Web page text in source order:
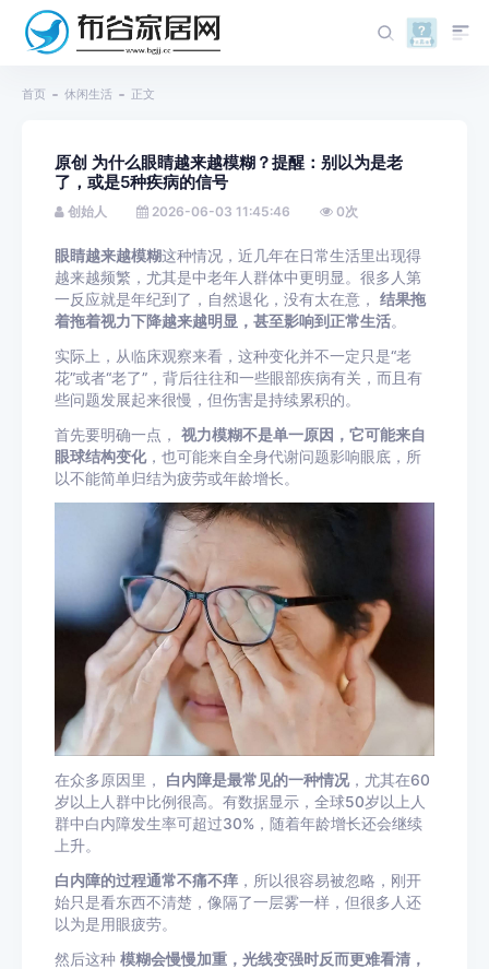
首页 休闲生活 正文
原创 为什么眼睛越来越模糊？提醒：别以为是老
了，或是5种疾病的信号
创始人 2026-06-03 11:45:46 0次
眼睛越来越模糊这种情况，近几年在日常生活里出现得
越来越频繁，尤其是中老年人群体中更明显。很多人第
一反应就是年纪到了，自然退化，没有太在意， 结果拖
着拖着视力下降越来越明显，甚至影响到正常生活。
实际上，从临床观察来看，这种变化并不一定只是“老
花”或者“老了”，背后往往和一些眼部疾病有关，而且有
些问题发展起来很慢，但伤害是持续累积的。
首先要明确一点， 视力模糊不是单一原因，它可能来自
眼球结构变化，也可能来自全身代谢问题影响眼底，所
以不能简单归结为疲劳或年龄增长。
在众多原因里， 白内障是最常见的一种情况，尤其在60
岁以上人群中比例很高。有数据显示，全球50岁以上人
群中白内障发生率可超过30%，随着年龄增长还会继续
上升。
白内障的过程通常不痛不痒 ，所以很容易被忽略，刚开
始只是看东西不清楚，像隔了一层雾一样，但很多人还
以为是用眼疲劳。
然后这种 模糊会慢慢加重，光线变强时反而更难看清，